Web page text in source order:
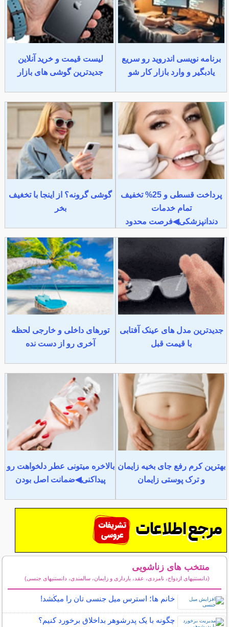
برنامه نویسی اندروید رو سریع
یادبگیر و وارد بازار کار شو
لیست قیمت و خرید آنلاین
جدیدترین گوشی های بازار
پرداخت قسطی و 25% تخفیف
تمام خدمات
دندانپزشکی◀فرصت محدود
گوشی گرونه؟ از اینجا با تخغیف
بخر
جدیدترین مدل های عینک آفتابی
با قیمت قبل
تورهای داخلی و خارجی لحظه
آخری رو از دست نده
بهترین کرم رفع جای بخیه زایمان
و ترک پوستی زایمان
بالاخره میتونی عطر دلخواهت رو
پیداکنی◀ضمانت اصل بودن
منتخب های زناشویی
(دانستنیهای ازدواج، نامزدی، عقد، بارداری و زایمان، سالمندی، دانستنیهای جنسی)
خانم ها؛ استرس میل جنسی تان را میکُشد!
چگونه با یک پدرشوهر بداخلاق برخورد کنیم؟